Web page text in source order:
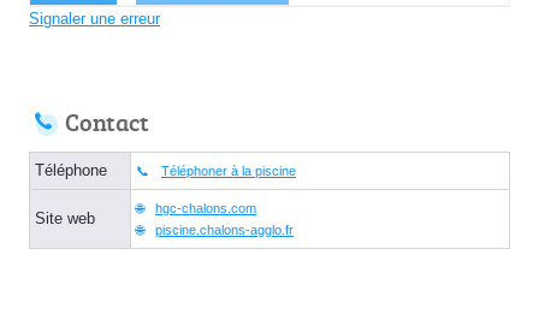
Signaler une erreur
Contact
Téléphone Téléphoner à la piscine
Site web
hgc-chalons.com
piscine.chalons-agglo.fr